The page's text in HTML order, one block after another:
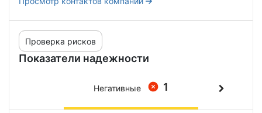
Показатели надежности
Проверка рисков
1
Негативные